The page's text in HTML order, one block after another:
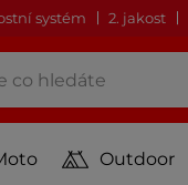
systém 2. jakost
Outdoor